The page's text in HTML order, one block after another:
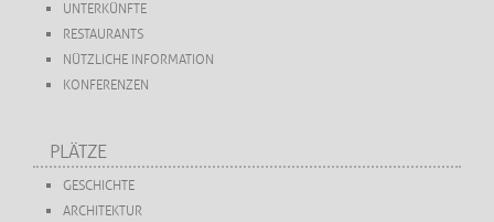
UNTERKÜNFTE
RESTAURANTS
NÜTZLICHE INFORMATION
KONFERENZEN
PLÄTZE
GESCHICHTE
ARCHITEKTUR